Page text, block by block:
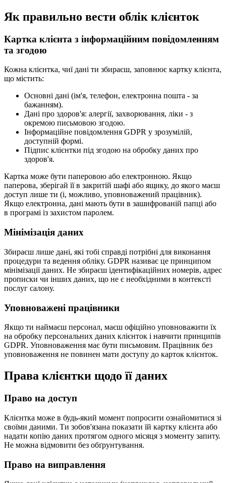
Як правильно вести облік клієнток
Картка клієнта з інформаційним повідомленням
та згодою
Кожна клієнтка, чиї дані ти збираєш, заповнює картку клієнта,
що містить:
Основні дані (ім'я, телефон, електронна пошта - за
бажанням).
Дані про здоров'я: алергії, захворювання, ліки - з
окремою письмовою згодою.
Інформаційне повідомлення GDPR у зрозумілій,
доступній формі.
Підпис клієнтки під згодою на обробку даних про
здоров'я.
Картка може бути паперовою або електронною. Якщо
паперова, зберігай її в закритій шафі або ящику, до якого маєш
доступ лише ти (і, можливо, уповноважений працівник).
Якщо електронна, дані мають бути в зашифрованій папці або
в програмі із захистом паролем.
Мінімізація даних
Збираєш лише дані, які тобі справді потрібні для виконання
процедури та ведення обліку. GDPR називає це принципом
мінімізації даних. Не збираєш ідентифікаційних номерів, адрес
прописки чи інших даних, що не є необхідними в контексті
послуг салону.
Уповноважені працівники
Якщо ти наймаєш персонал, маєш офіційно уповноважити їх
на обробку персональних даних клієнток і навчити принципів
GDPR. Уповноваження має бути письмовим. Працівник без
уповноваження не повинен мати доступу до карток клієнток.
Права клієнтки щодо її даних
Право на доступ
Клієнтка може в будь-який момент попросити ознайомитися зі
своїми даними. Ти зобов'язана показати їй картку клієнта або
надати копію даних протягом одного місяця з моменту запиту.
Не можна відмовити без обґрунтування.
Право на виправлення